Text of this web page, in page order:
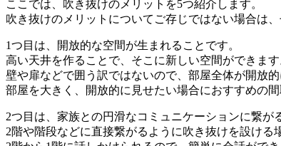
ここでは、吹き抜けのメリットを5つ紹介します。
吹き抜けのメリットについてご存じではない場合は、
1つ目は、開放的な空間が生まれることです。
高い天井を作ることで、そこに新しい空間ができます
壁や扉などで囲う訳ではないので、部屋全体が開放的
部屋を大きく、開放的に見せたい場合におすすめの間
2つ目は、家族との円滑なコミュニケーションに繋が
2階や階段などに直接繋がるように吹き抜けを設ける